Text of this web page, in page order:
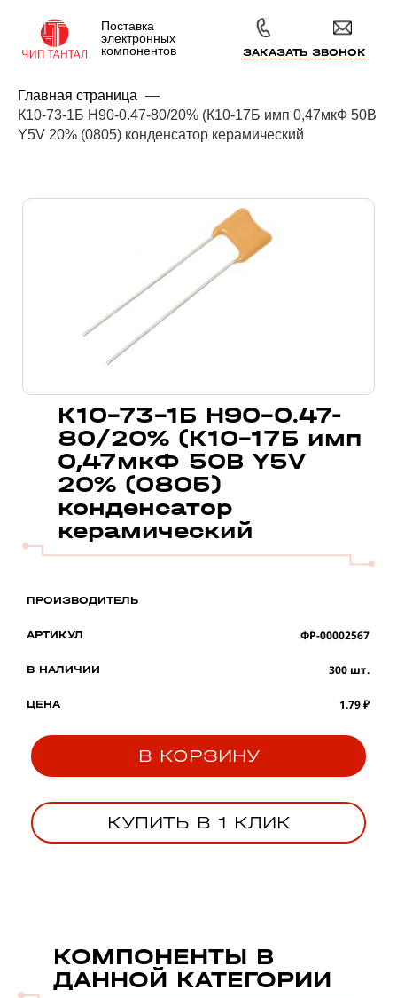
Поставка
электронных
компонентов
ЗАКАЗАТЬ ЗВОНОК
Главная страница —
К10-73-1Б Н90-0.47-80/20% (К10-17Б имп 0,47мкФ 50В
Y5V 20% (0805) конденсатор керамический
К10-73-1Б Н90-0.47-
80/20% (К10-17Б имп
0,47мкФ 50В Y5V
20% (0805)
конденсатор
керамический
ПРОИЗВОДИТЕЛЬ
АРТИКУЛ ФР-00002567
В НАЛИЧИИ 300 шт.
ЦЕНА 1.79 ₽
В КОРЗИНУ
КУПИТЬ В 1 КЛИК
КОМПОНЕНТЫ В
ДАННОЙ КАТЕГОРИИ